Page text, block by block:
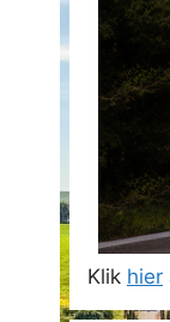
Klik hier